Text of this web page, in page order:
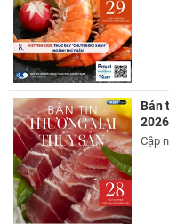
Bản
2026
Cập